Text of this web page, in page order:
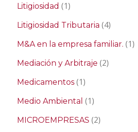
Litigiosidad (1)
Litigiosidad Tributaria (4)
M&A en la empresa familiar. (1)
Mediación y Arbitraje (2)
Medicamentos (1)
Medio Ambiental (1)
MICROEMPRESAS (2)